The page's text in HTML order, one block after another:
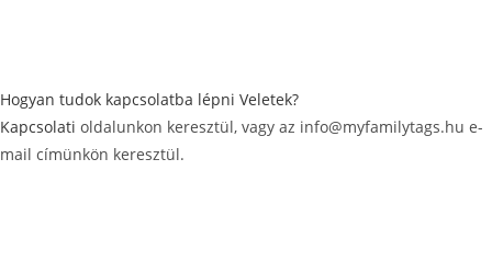
Hogyan tudok kapcsolatba lépni Veletek?
Kapcsolati oldalunkon keresztül, vagy az info@myfamilytags.hu e-
mail címünkön keresztül.